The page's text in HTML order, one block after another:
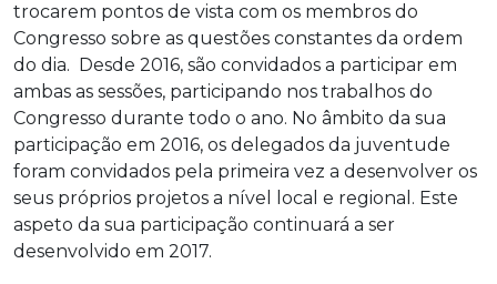
trocarem pontos de vista com os membros do
Congresso sobre as questões constantes da ordem
do dia. Desde 2016, são convidados a participar em
ambas as sessões, participando nos trabalhos do
Congresso durante todo o ano. No âmbito da sua
participação em 2016, os delegados da juventude
foram convidados pela primeira vez a desenvolver os
seus próprios projetos a nível local e regional. Este
aspeto da sua participação continuará a ser
desenvolvido em 2017.